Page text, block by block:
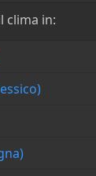
clima in: